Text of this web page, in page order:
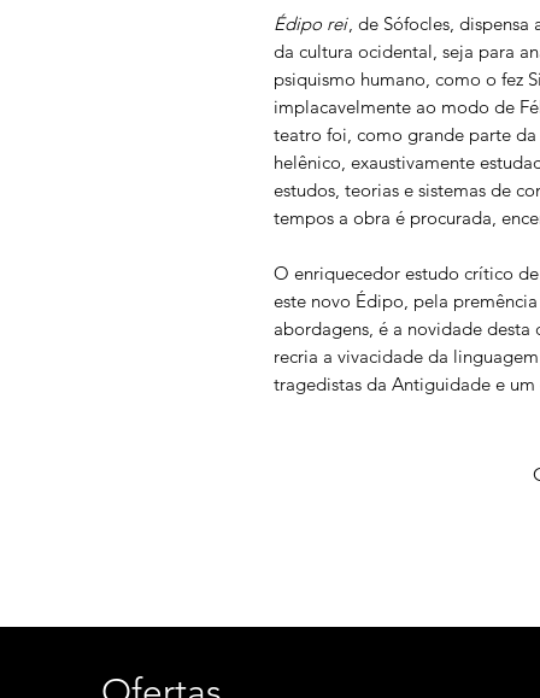
Édipo rei, de Sófocles, dispensa
da cultura ocidental, seja para
psiquismo humano, como o fez
implacavelmente ao modo de
teatro foi, como grande parte
helênico, exaustivamente
estudos, teorias e sistemas de
tempos a obra é procurada,
O enriquecedor estudo crítico
este novo Édipo, pela
abordagens, é a novidade desta
recria a vivacidade da
tragedistas da Antiguidade e